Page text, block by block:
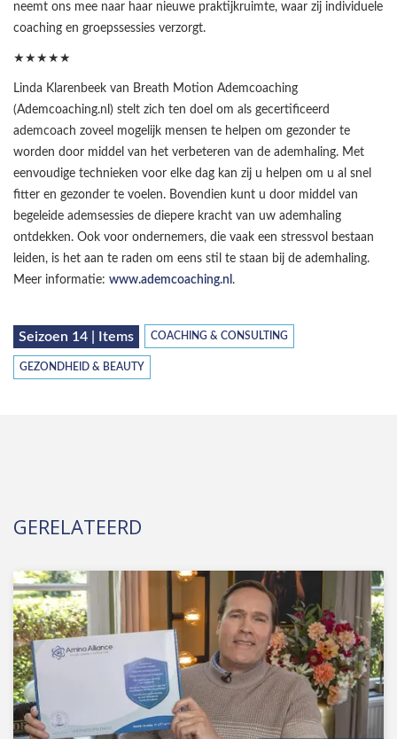
neemt ons mee naar haar nieuwe praktijkruimte, waar zij individuele
coaching en groepssessies verzorgt.
★★★★★
Linda Klarenbeek van Breath Motion Ademcoaching
(Ademcoaching.nl) stelt zich ten doel om als gecertificeerd
ademcoach zoveel mogelijk mensen te helpen om gezonder te
worden door middel van het verbeteren van de ademhaling. Met
eenvoudige technieken voor elke dag kan zij u helpen om u al snel
fitter en gezonder te voelen. Bovendien kunt u door middel van
begeleide ademsessies de diepere kracht van uw ademhaling
ontdekken. Ook voor ondernemers, die vaak een stressvol bestaan
leiden, is het aan te raden om eens stil te staan bij de ademhaling.
Meer informatie: www.ademcoaching.nl .
Seizoen 14 | Items COACHING & CONSULTING
GEZONDHEID & BEAUTY
GERELATEERD